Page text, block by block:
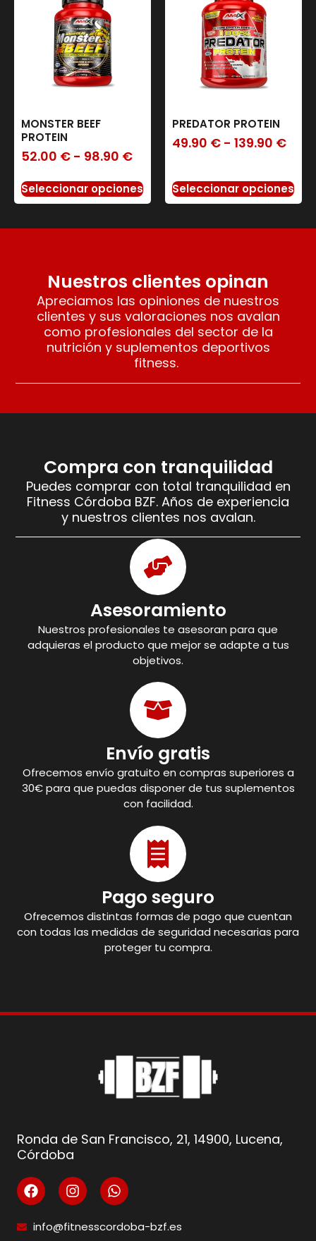
MONSTER BEEF
PROTEIN
52.00 € - 98.90 €
Seleccionar opciones
PREDATOR PROTEIN
49.90 € - 139.90 €
Seleccionar opciones
Nuestros clientes opinan
Apreciamos las opiniones de nuestros
clientes y sus valoraciones nos avalan
como profesionales del sector de la
nutrición y suplementos deportivos
fitness.
Compra con tranquilidad
Puedes comprar con total tranquilidad en
Fitness Córdoba BZF. Años de experiencia
y nuestros clientes nos avalan.
Asesoramiento
Nuestros profesionales te asesoran para que
adquieras el producto que mejor se adapte a tus
objetivos.
Envío gratis
Ofrecemos envío gratuito en compras superiores a
30€ para que puedas disponer de tus suplementos
con facilidad.
Pago seguro
Ofrecemos distintas formas de pago que cuentan
con todas las medidas de seguridad necesarias para
proteger tu compra.
Ronda de San Francisco, 21, 14900, Lucena,
Córdoba
info@fitnesscordoba-bzf.es